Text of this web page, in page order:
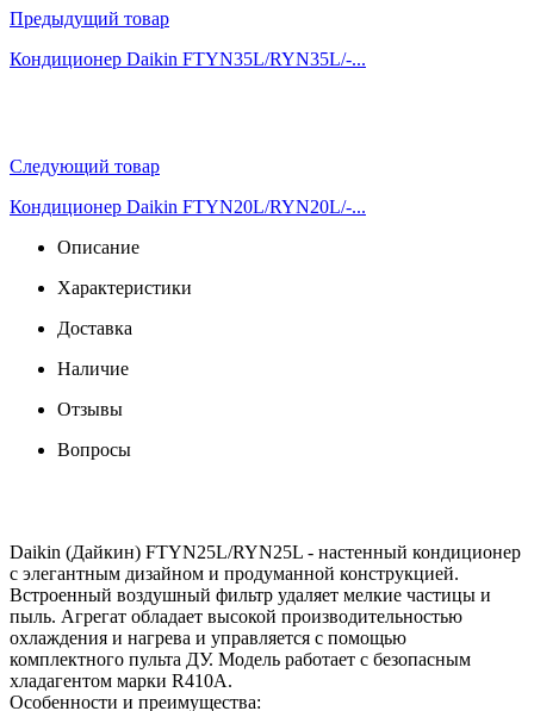
Предыдущий товар
Кондиционер Daikin FTYN35L/RYN35L/-...
Следующий товар
Кондиционер Daikin FTYN20L/RYN20L/-...
Описание
Характеристики
Доставка
Наличие
Отзывы
Вопросы
Daikin (Дайкин) FTYN25L/RYN25L - настенный кондиционер
с элегантным дизайном и продуманной конструкцией.
Встроенный воздушный фильтр удаляет мелкие частицы и
пыль. Агрегат обладает высокой производительностью
охлаждения и нагрева и управляется с помощью
комплектного пульта ДУ. Модель работает с безопасным
хладагентом марки R410A.
Особенности и преимущества: